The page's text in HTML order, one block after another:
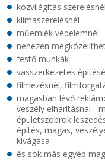
közvilágítás szerelésnél
klímaszerelésnél
műemlék védelemnél
nehezen
festő munkák
vasszerkezetek
filmezésnél,
magasban lévő
veszély elhárításnál -
épületszobrok
építés, magas,
kivágása
és sok más egyéb